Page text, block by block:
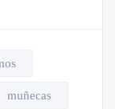
muñecas